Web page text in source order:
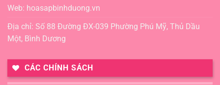
Web: hoasapbinhduong.vn
Địa chỉ: Số 88 Đường ĐX-039 Phường Phú Mỹ, Thủ Dầu
Một, Bình Dương
CÁC CHÍNH SÁCH